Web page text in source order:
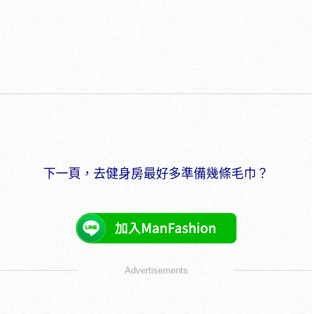
下一頁，去健身房最好多準備幾條毛巾？
Advertisements